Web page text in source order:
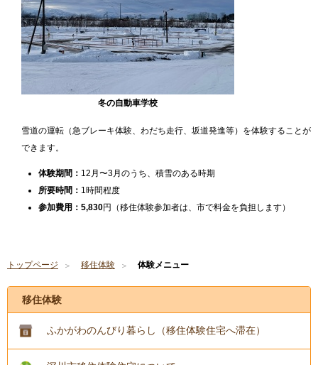
冬の自動車学校
雪道の運転（急ブレーキ体験、わだち走行、坂道発進等）を体験することが
できます。
体験期間： 12月〜3月のうち、積雪のある時期
所要時間： 1時間程度
参加費用：5,830円（移住体験参加者は、市で料金を負担します）
トップページ 移住体験 体験メニュー
移住体験
ふかがわのんびり暮らし（移住体験住宅へ滞在）